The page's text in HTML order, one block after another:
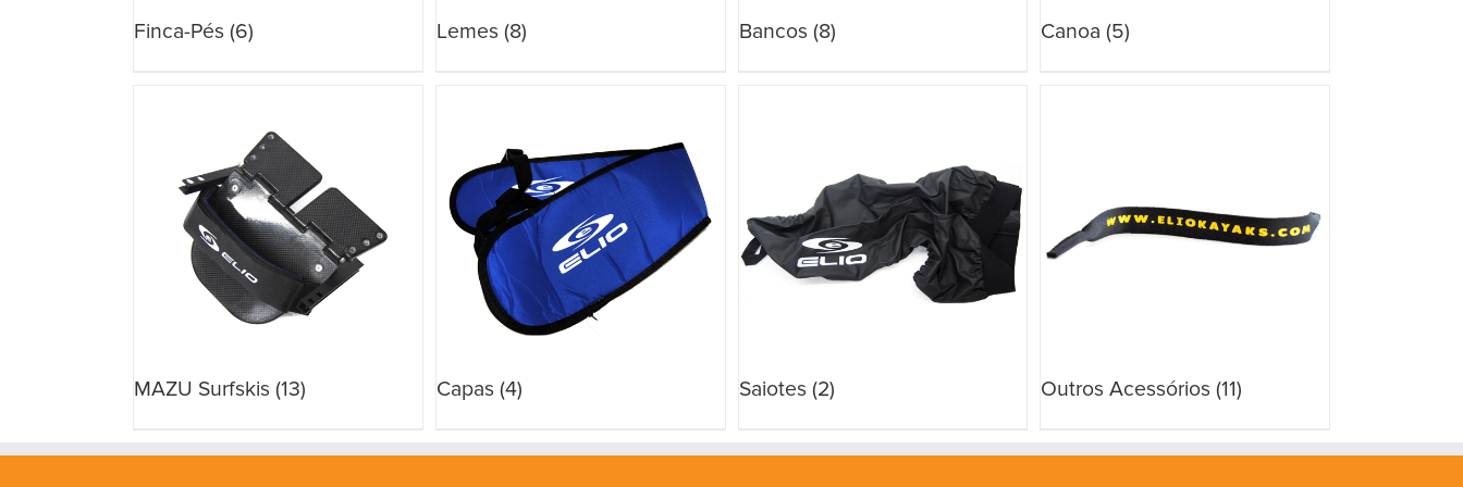
Finca-Pés (6) Lemes (8) Bancos (8) Canoa(5)
MAZU Surfskis (13) Capas (4) Saiotes (2) Outros Acessórios(11)